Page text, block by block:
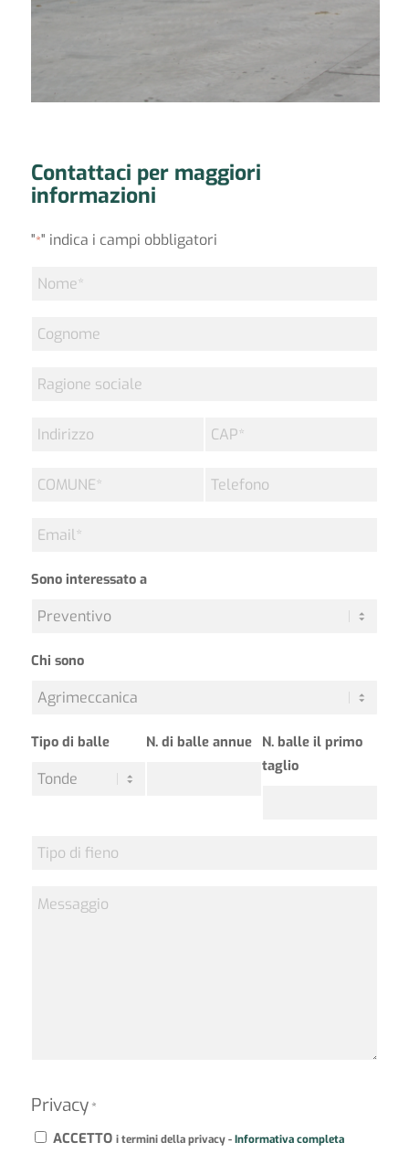
Contattaci per maggiori
informazioni
"*" indica i campi obbligatori
Nome
Cognome
Ragione
Indirizzo
CAP
COMUNE Telefono
Email
Sono interessato a
Chi sono
Tipo di balle N. di balle annue N. balle il primo
taglio
Tipo
fieno
Messaggio
Privacy *
ACCETTO i termini della privacy -Informativa completa